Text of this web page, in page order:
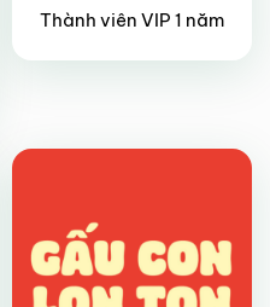
Thành viên VIP 1 năm